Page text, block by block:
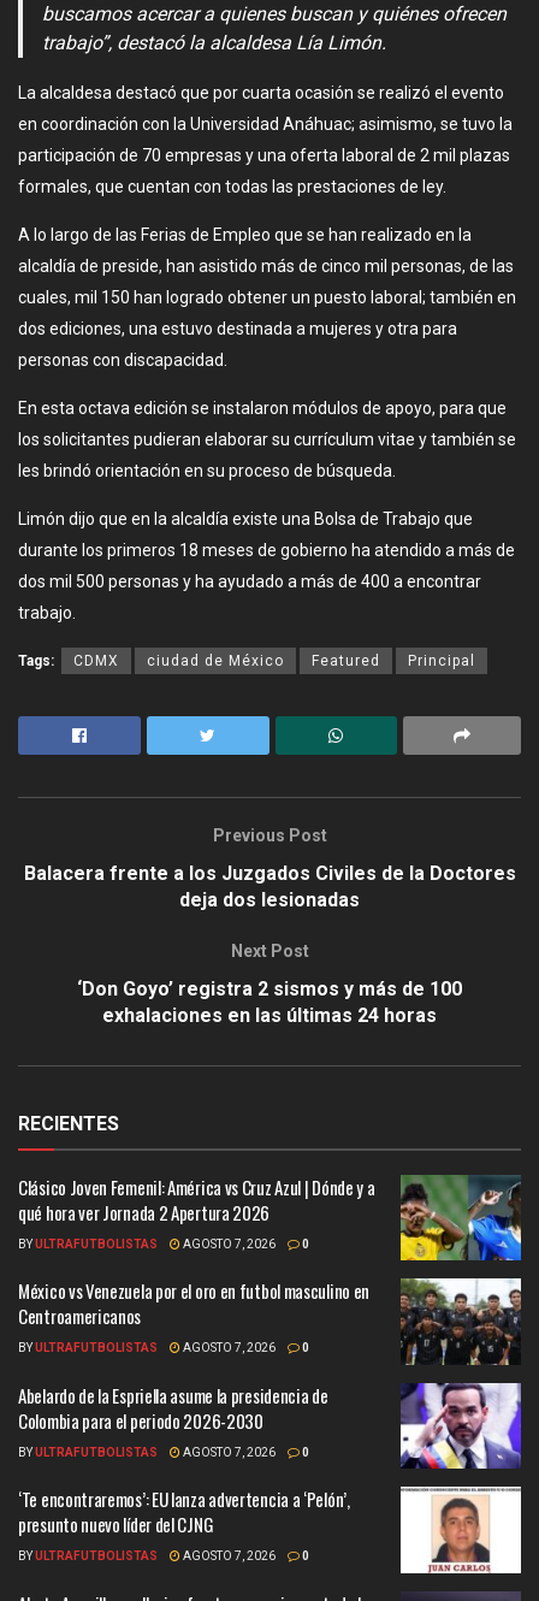
buscamos acercar a quienes buscan y quiénes ofrecen
trabajo”, destacó la alcaldesa Lía Limón.
La alcaldesa destacó que por cuarta ocasión se realizó el evento
en coordinación con la Universidad Anáhuac; asimismo, se tuvo la
participación de 70 empresas y una oferta laboral de 2 mil plazas
formales, que cuentan con todas las prestaciones de ley.
A lo largo de las Ferias de Empleo que se han realizado en la
alcaldía de preside, han asistido más de cinco mil personas, de las
cuales, mil 150 han logrado obtener un puesto laboral; también en
dos ediciones, una estuvo destinada a mujeres y otra para
personas con discapacidad.
En esta octava edición se instalaron módulos de apoyo, para que
los solicitantes pudieran elaborar su currículum vitae y también se
les brindó orientación en su proceso de búsqueda.
Limón dijo que en la alcaldía existe una Bolsa de Trabajo que
durante los primeros 18 meses de gobierno ha atendido a más de
dos mil 500 personas y ha ayudado a más de 400 a encontrar
trabajo.
Tags: CDMX ciudad de México Featured Principal
Previous Post
Balacera frente a los Juzgados Civiles de la Doctores
deja dos lesionadas
Next Post
‘Don Goyo’ registra 2 sismos y más de 100
exhalaciones en las últimas 24 horas
RECIENTES
Clásico Joven Femenil: América vs Cruz Azul | Dónde y a
qué hora ver Jornada 2 Apertura 2026
BYULTRAFUTBOLISTAS AGOSTO 7, 2026 0
México vs Venezuela por el oro en futbol masculino en
Centroamericanos
BYULTRAFUTBOLISTAS AGOSTO 7, 2026 0
Abelardo de la Espriella asume la presidencia de
Colombia para el periodo 2026-2030
BYULTRAFUTBOLISTAS AGOSTO 7, 2026 0
‘Te encontraremos’: EU lanza advertencia a ‘Pelón’,
presunto nuevo líder del CJNG
BYULTRAFUTBOLISTAS AGOSTO 7, 2026 0